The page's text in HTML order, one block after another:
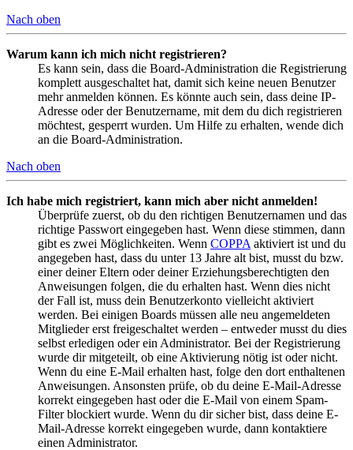
Nach oben
Warum kann ich mich nicht registrieren?
Es kann sein, dass die Board-Administration die Registrierung
komplett ausgeschaltet hat, damit sich keine neuen Benutzer
mehr anmelden können. Es könnte auch sein, dass deine IP-
Adresse oder der Benutzername, mit dem du dich registrieren
möchtest, gesperrt wurden. Um Hilfe zu erhalten, wende dich
an die Board-Administration.
Nach oben
Ich habe mich registriert, kann mich aber nicht anmelden!
Überprüfe zuerst, ob du den richtigen Benutzernamen und das
richtige Passwort eingegeben hast. Wenn diese stimmen, dann
gibt es zwei Möglichkeiten. Wenn COPPA aktiviert ist und du
angegeben hast, dass du unter 13 Jahre alt bist, musst du bzw.
einer deiner Eltern oder deiner Erziehungsberechtigten den
Anweisungen folgen, die du erhalten hast. Wenn dies nicht
der Fall ist, muss dein Benutzerkonto vielleicht aktiviert
werden. Bei einigen Boards müssen alle neu angemeldeten
Mitglieder erst freigeschaltet werden – entweder musst du dies
selbst erledigen oder ein Administrator. Bei der Registrierung
wurde dir mitgeteilt, ob eine Aktivierung nötig ist oder nicht.
Wenn du eine E-Mail erhalten hast, folge den dort enthaltenen
Anweisungen. Ansonsten prüfe, ob du deine E-Mail-Adresse
korrekt eingegeben hast oder die E-Mail von einem Spam-
Filter blockiert wurde. Wenn du dir sicher bist, dass deine E-
Mail-Adresse korrekt eingegeben wurde, dann kontaktiere
einen Administrator.